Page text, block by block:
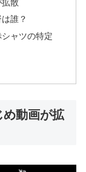
散
誰？
ャツの特定
め動画が拡